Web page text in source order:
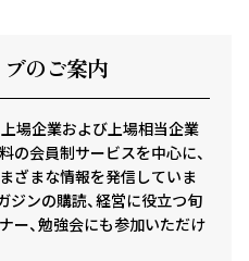
ブのご案内
場企業および上場相当企業
の会員制サービスを中心に、
ざまな情報を発信していま
ジンの購読、経営に役立つ旬
ー、勉強会にも参加いただけ